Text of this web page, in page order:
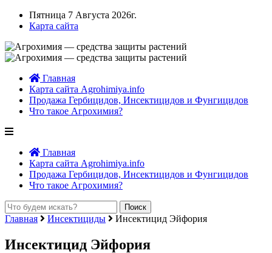
Пятница 7 Августа 2026г.
Карта сайта
Главная
Карта сайта Agrohimiya.info
Продажа Гербицидов, Инсектицидов и Фунгицидов
Что такое Агрохимия?
Главная
Карта сайта Agrohimiya.info
Продажа Гербицидов, Инсектицидов и Фунгицидов
Что такое Агрохимия?
Главная Инсектициды Инсектицид Эйфория
Инсектицид Эйфория